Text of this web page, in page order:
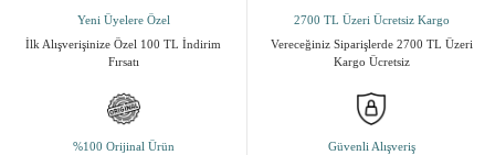
Yeni Üyelere Özel
İlk Alışverişinize Özel 100 TL İndirim
Fırsatı
2700 TL Üzeri Ücretsiz Kargo
Vereceğiniz Siparişlerde 2700 TL Üzeri
Kargo Ücretsiz
%100 Orijinal Ürün
Güvenli Alışveriş